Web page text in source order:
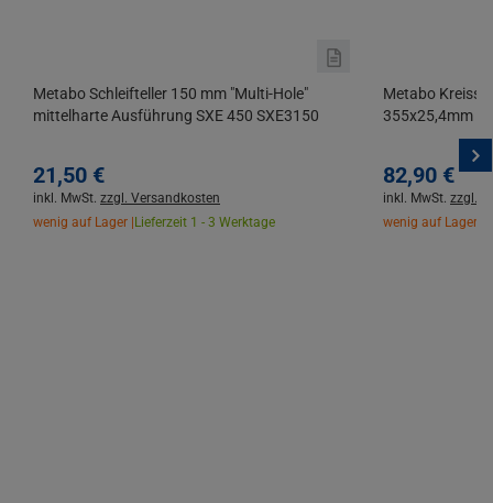
Metabo Schleifteller 150 mm "Multi-Hole"
mittelharte Ausführung SXE 450 SXE3150
21,50 €
inkl. MwSt. zzgl. Versandkosten
wenig auf Lager | Lieferzeit 1 - 3 Werktage
Metabo
355x25,4mm
82,90 €
inkl. MwSt. zzgl.
wenig auf Lager |